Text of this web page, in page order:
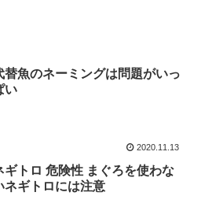
替魚のネーミングは問題がいっ
い
2020.11.13
ギトロ 危険性 まぐろを使わな
ネギトロには注意